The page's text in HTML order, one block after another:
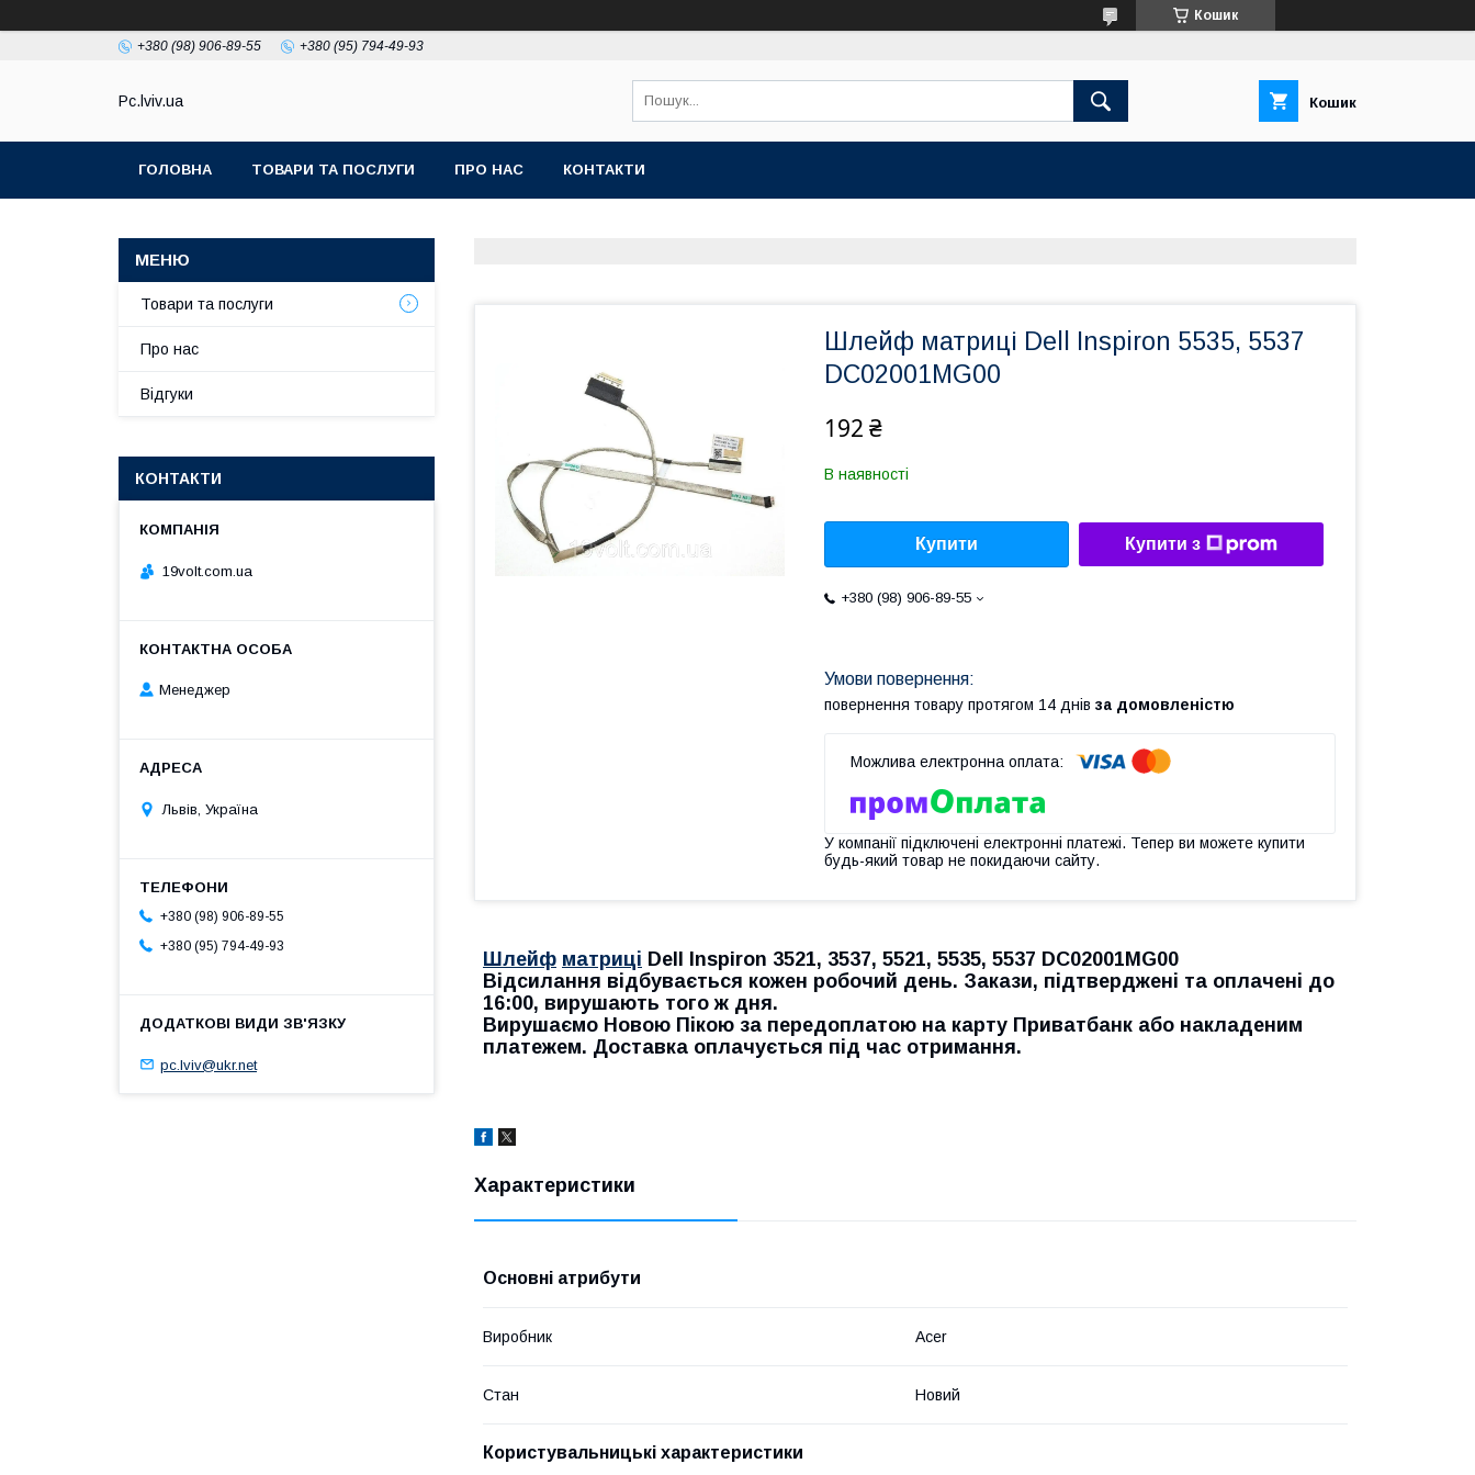
Кошик
+380 (98) 906-89-55 +380 (95) 794-49-93
Pc.lviv.ua Кошик
ГОЛОВНА ТОВАРИ ТА ПОСЛУГИ ПРО НАС КОНТАКТИ
Шлейф матриці Dell Inspiron 5535, 5537
DC02001MG00
192 ₴
В наявності
Купити Купити з
+380 (98) 906-89-55
повернення товару протягом 14 днів за домовленістю
У компанії підключені електронні платежі. Тепер ви можете купити
будь-який товар не покидаючи сайту.
Шлейф матриці Dell Inspiron 3521, 3537, 5521, 5535, 5537 DC02001MG00
Відсилання відбувається кожен робочий день. Закази, підтверджені та оплачені до
16:00, вирушають того ж дня.
Вирушаємо Новою Пікою за передоплатою на карту Приватбанк або накладеним
платежем. Доставка оплачується під час отримання.
Характеристики
Основні атрибути
Виробник Acer
Стан Новий
Користувальницькі характеристики
Товари та послуги
Про нас
Відгуки
КОНТАКТИ
19volt.com.ua
Менеджер
Львів, Україна
+380 (98) 906-89-55
+380 (95) 794-49-93
pc.lviv@ukr.net